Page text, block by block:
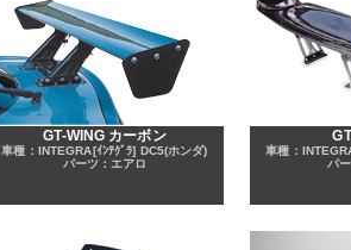
GT-WING カーボン
車種：INTEGRA[ｲﾝﾃｸﾞﾗ] DC5(ホンダ)
パーツ：エアロ
車種：
パ